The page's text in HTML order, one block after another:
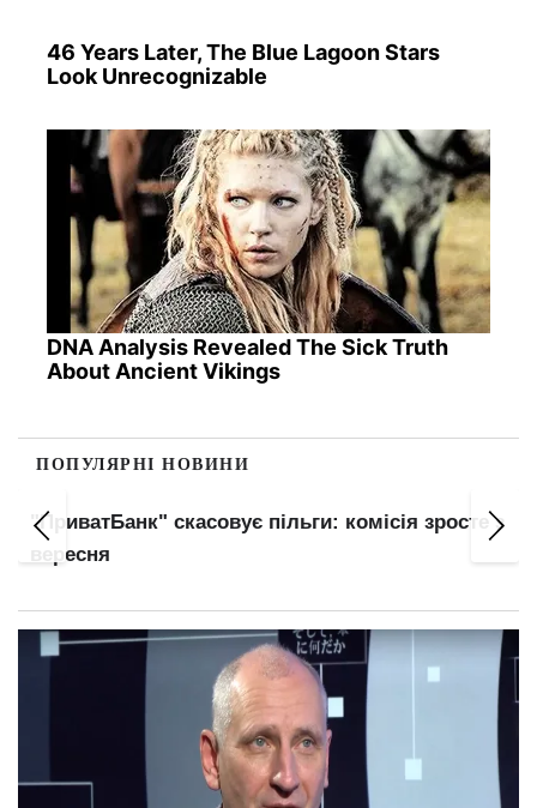
46 Years Later, The Blue Lagoon Stars
Look Unrecognizable
DNA Analysis Revealed The Sick Truth
About Ancient Vikings
ПОПУЛЯРНІ НОВИНИ
"ПриватБанк" скасовує пільги: комісія зросте з
вересня